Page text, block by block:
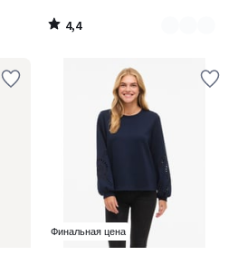
4,4
/
Финальная цена